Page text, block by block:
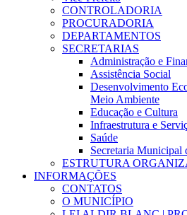
CONTROLADORIA
PROCURADORIA
DEPARTAMENTOS
SECRETARIAS
Administração e
Assistência Social
Desenvolvimento
Meio Ambiente
Educação e Cultura
Infraestrutura e
Saúde
Secretaria Municipal
ESTRUTURA
INFORMAÇÕES
CONTATOS
O MUNICÍPIO